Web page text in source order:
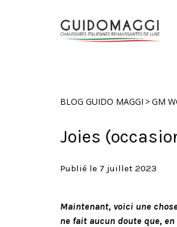
BLOG GUIDO MAGGI >GM
Joies
Publié le 7 juillet 2023
Maintenant, voici une
ne fait aucun doute que,